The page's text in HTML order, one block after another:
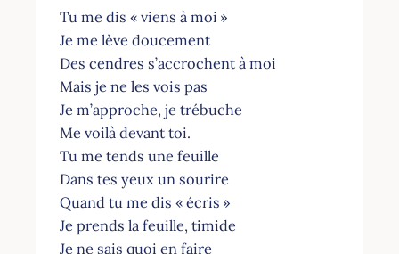
Tu me dis « viens à moi »
Je me lève doucement
Des cendres s’accrochent à moi
Mais je ne les vois pas
Je m’approche, je trébuche
Me voilà devant toi.
Tu me tends une feuille
Dans tes yeux un sourire
Quand tu me dis « écris »
Je prends la feuille, timide
Je ne sais quoi en faire